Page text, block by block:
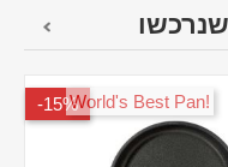
15%- !World's Best Pan